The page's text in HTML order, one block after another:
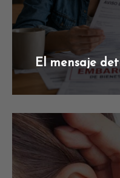
El mensaje